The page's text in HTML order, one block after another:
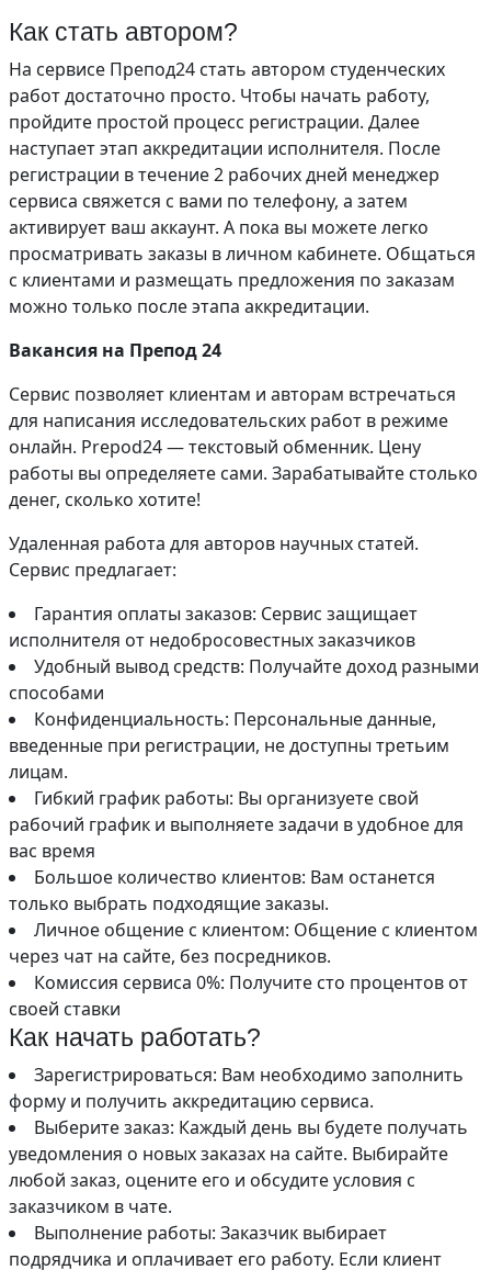
Как стать автором?
На сервисе Препод24 стать автором студенческих
работ достаточно просто. Чтобы начать работу,
пройдите простой процесс регистрации. Далее
наступает этап аккредитации исполнителя. После
регистрации в течение 2 рабочих дней менеджер
сервиса свяжется с вами по телефону, а затем
активирует ваш аккаунт. А пока вы можете легко
просматривать заказы в личном кабинете. Общаться
с клиентами и размещать предложения по заказам
можно только после этапа аккредитации.
Вакансия на Препод 24
Сервис позволяет клиентам и авторам встречаться
для написания исследовательских работ в режиме
онлайн. Prepod24 — текстовый обменник. Цену
работы вы определяете сами. Зарабатывайте столько
денег, сколько хотите!
Удаленная работа для авторов научных статей.
Сервис предлагает:
Гарантия оплаты заказов: Сервис защищает
исполнителя от недобросовестных заказчиков
Удобный вывод средств: Получайте доход разными
способами
Конфиденциальность: Персональные данные,
введенные при регистрации, не доступны третьим
лицам.
Гибкий график работы: Вы организуете свой
рабочий график и выполняете задачи в удобное для
вас время
Большое количество клиентов: Вам останется
только выбрать подходящие заказы.
Личное общение с клиентом: Общение с клиентом
через чат на сайте, без посредников.
Комиссия сервиса 0%: Получите сто процентов от
своей ставки
Как начать работать?
Зарегистрироваться: Вам необходимо заполнить
форму и получить аккредитацию сервиса.
Выберите заказ: Каждый день вы будете получать
уведомления о новых заказах на сайте. Выбирайте
любой заказ, оцените его и обсудите условия с
заказчиком в чате.
Выполнение работы: Заказчик выбирает
подрядчика и оплачивает его работу. Если клиент